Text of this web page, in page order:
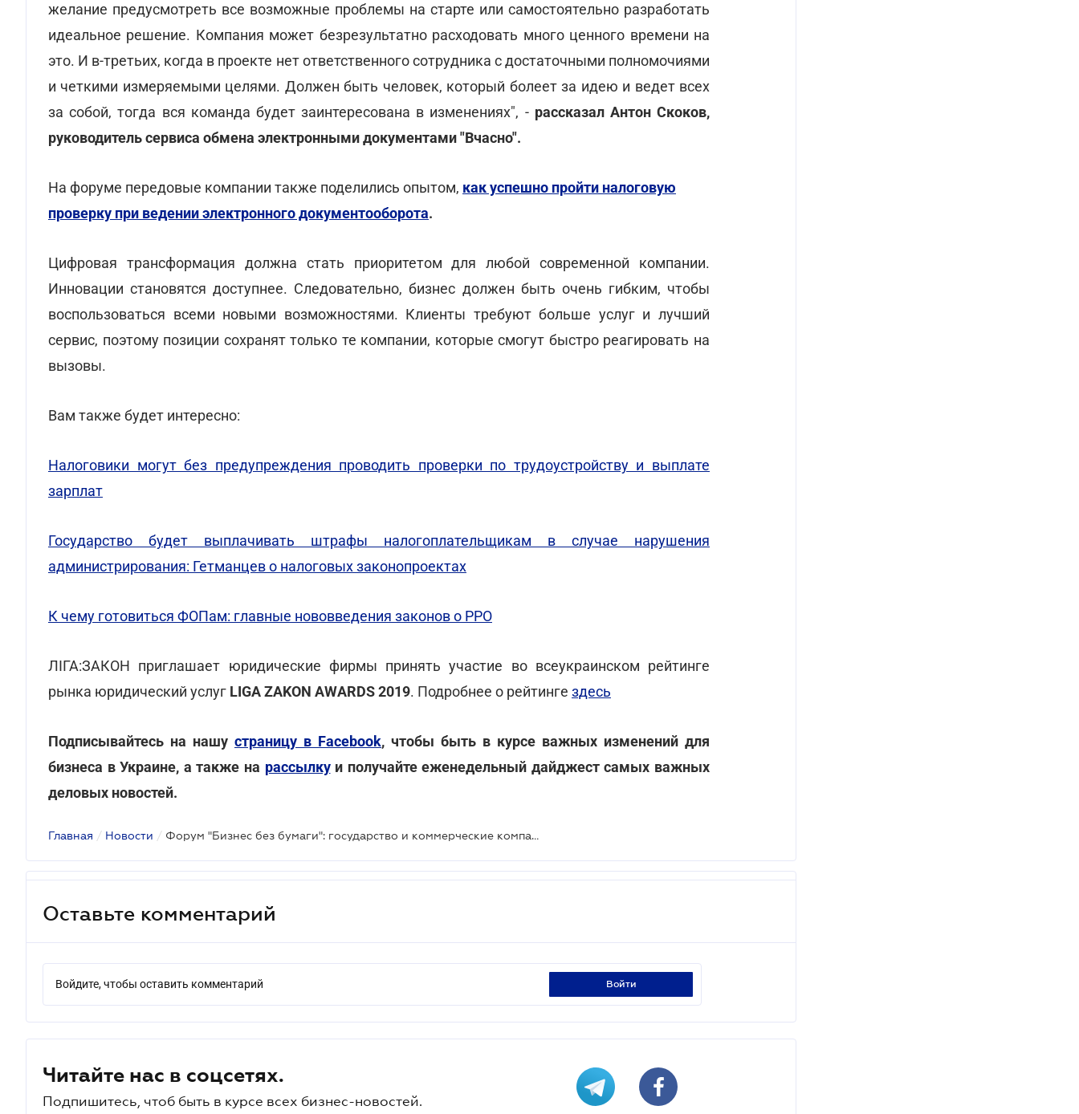
желание предусмотреть все возможные проблемы на старте или самостоятельно разработать
идеальное решение. Компания может безрезультатно расходовать много ценного времени на
это. И в-третьих, когда в проекте нет ответственного сотрудника с достаточными полномочиями
и четкими измеряемыми целями. Должен быть человек, который болеет за идею и ведет всех
за собой, тогда вся команда будет заинтересована в изменениях", - рассказал Антон Скоков,
руководитель сервиса обмена электронными документами "Вчасно".
На форуме передовые компании также поделились опытом, как успешно пройти налоговую
проверку при ведении электронного документооборота.
Цифровая трансформация должна стать приоритетом для любой современной компании.
Инновации становятся доступнее. Следовательно, бизнес должен быть очень гибким, чтобы
воспользоваться всеми новыми возможностями. Клиенты требуют больше услуг и лучший
сервис, поэтому позиции сохранят только те компании, которые смогут быстро реагировать на
вызовы.
Вам также будет интересно:
Налоговики могут без предупреждения проводить проверки по трудоустройству и выплате
зарплат
Государство будет выплачивать штрафы налогоплательщикам в случае нарушения
администрирования: Гетманцев о налоговых законопроектах
К чему готовиться ФОПам: главные нововведения законов о РРО
ЛІГА:ЗАКОН приглашает юридические фирмы принять участие во всеукраинском рейтинге
рынка юридический услуг LIGA ZAKON AWARDS 2019. Подробнее о рейтинге здесь
Подписывайтесь на нашу страницу в Facebook, чтобы быть в курсе важных изменений для
бизнеса в Украине, а также на рассылкуи получайте еженедельный дайджест самых важных
деловых новостей.
Главная / Новости / Форум "Бизнес без бумаги": государство и коммерческие компании должны диджитализироваться одновременно
Оставьте комментарий
Войдите, чтобы оставить комментарий войти
Читайте нас в соцсетях.
Подпишитесь, чтоб быть в курсе всех бизнес-новостей.